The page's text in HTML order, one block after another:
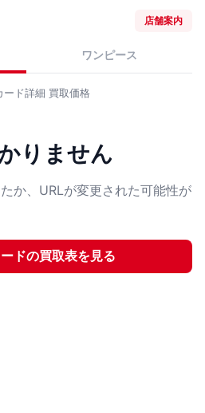
店舗案内
ワンピース
ード詳細 買取価格
りません
か、URLが変更された可能性が
ドの買取表を見る